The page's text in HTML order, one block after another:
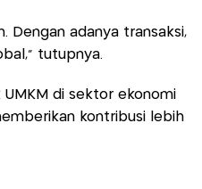
Dengan adanya transaksi,
tutupnya.
di sektor ekonomi
kontribusi lebih